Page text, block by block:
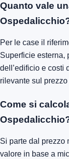
Quanto vale
Per le case il
Superficie esterna,
dell’edificio e costi
rilevante sul prezzo
Come si
Si parte dal prezzo
valore in base a